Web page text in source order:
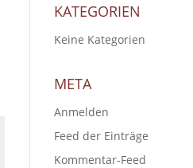
KATEGORIEN
Keine Kategorien
META
Anmelden
Feed der Einträge
Kommentar-Feed